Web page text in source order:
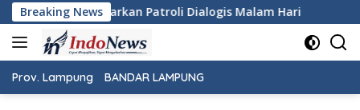
Langsung
ke
konten
Breaking News
Malam Hari Wujudkan Rasa Aman dan
Prov. Lampung BANDAR LAMPUNG